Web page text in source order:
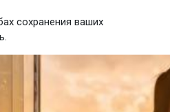
сохранения ваших